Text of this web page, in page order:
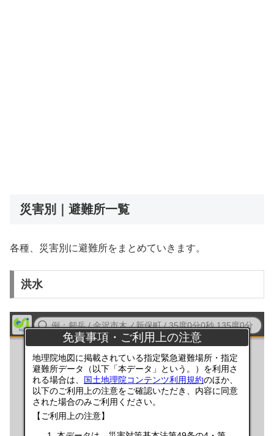
災害別｜避難所一覧
各種、災害別に避難所をまとめていきます。
洪水